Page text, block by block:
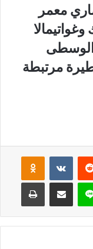
معمر
الوسطى
مرتبطة
لاين